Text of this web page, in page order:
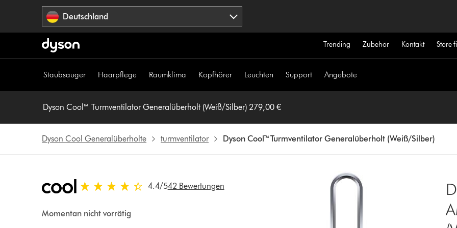
Deutschland
Trending Zubehör Kontakt Store
Staubsauger Haarpflege Raumklima Kopfhörer Leuchten Support Angebote
Dyson Cool™ Turmventilator Generalüberholt (Weiß/Silber) 279,00 €
Dyson Cool Generalüberholte turmventilator Dyson Cool™ Turmventilator Generalüberholt (Weiß/Silber)
4.4 von 5 Sternen in 42 Bewertungen
4.4/542 Bewertungen
Momentan nicht vorrätig